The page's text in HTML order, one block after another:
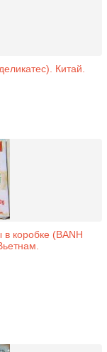
Китай.
коробке (BANH